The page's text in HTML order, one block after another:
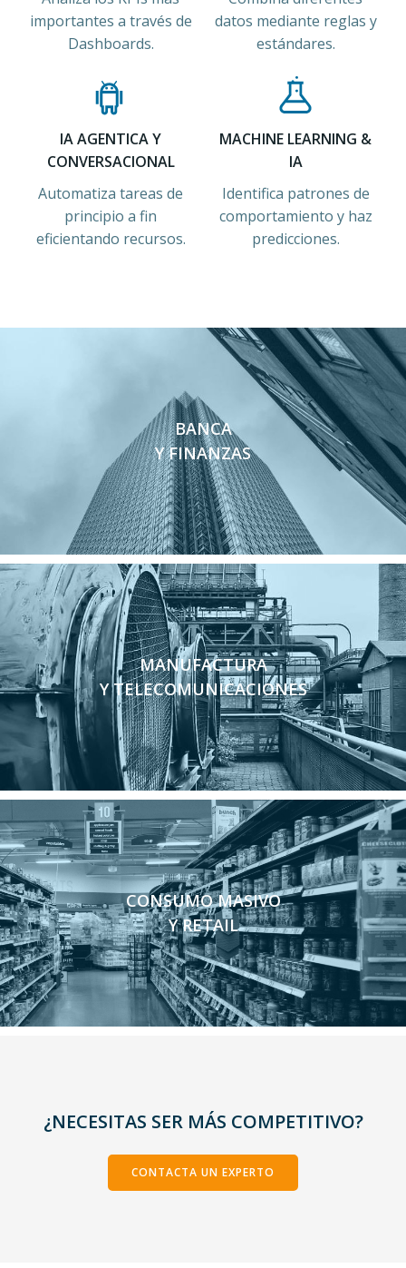
importantes a través de
Dashboards.
datos mediante reglas y
estándares.
IA AGENTICA Y
CONVERSACIONAL
Automatiza tareas de
principio a fin
eficientando recursos.
MACHINE LEARNING &
IA
Identifica patrones de
comportamiento y haz
predicciones.
BANCA
Y FINANZAS
MANUFACTURA
Y TELECOMUNICACIONES
CONSUMO MASIVO
Y RETAIL
¿NECESITAS SER MÁS COMPETITIVO?
CONTACTA UN EXPERTO